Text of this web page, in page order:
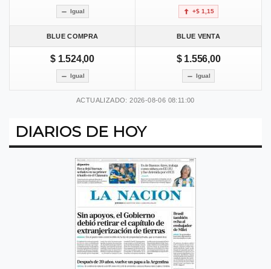
Igual +$ 1,15
BLUE COMPRA BLUE VENTA
$ 1.524,00
Igual
$ 1.556,00
Igual
ACTUALIZADO: 2026-08-06 08:11:00
DIARIOS DE HOY